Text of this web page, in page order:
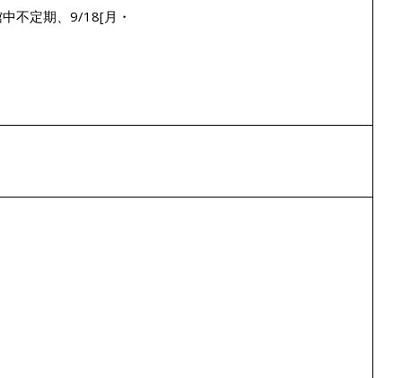
不定期、9/18[月・